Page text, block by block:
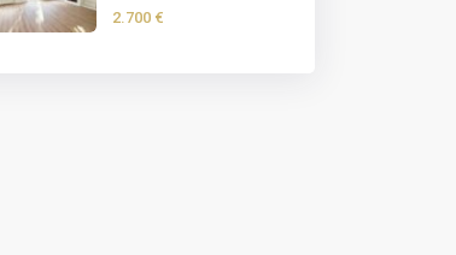
2.700 €